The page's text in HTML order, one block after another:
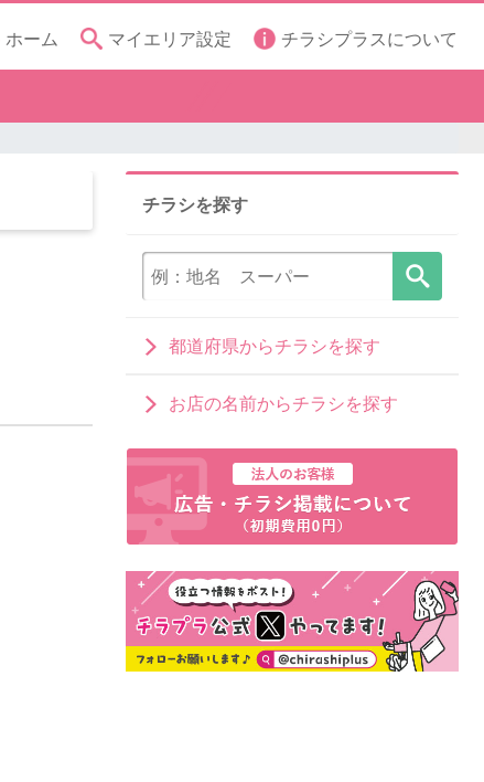
ホーム マイエリア設定 チラシプラスについて
チラシを探す
都道府県からチラシを探す
お店の名前からチラシを探す